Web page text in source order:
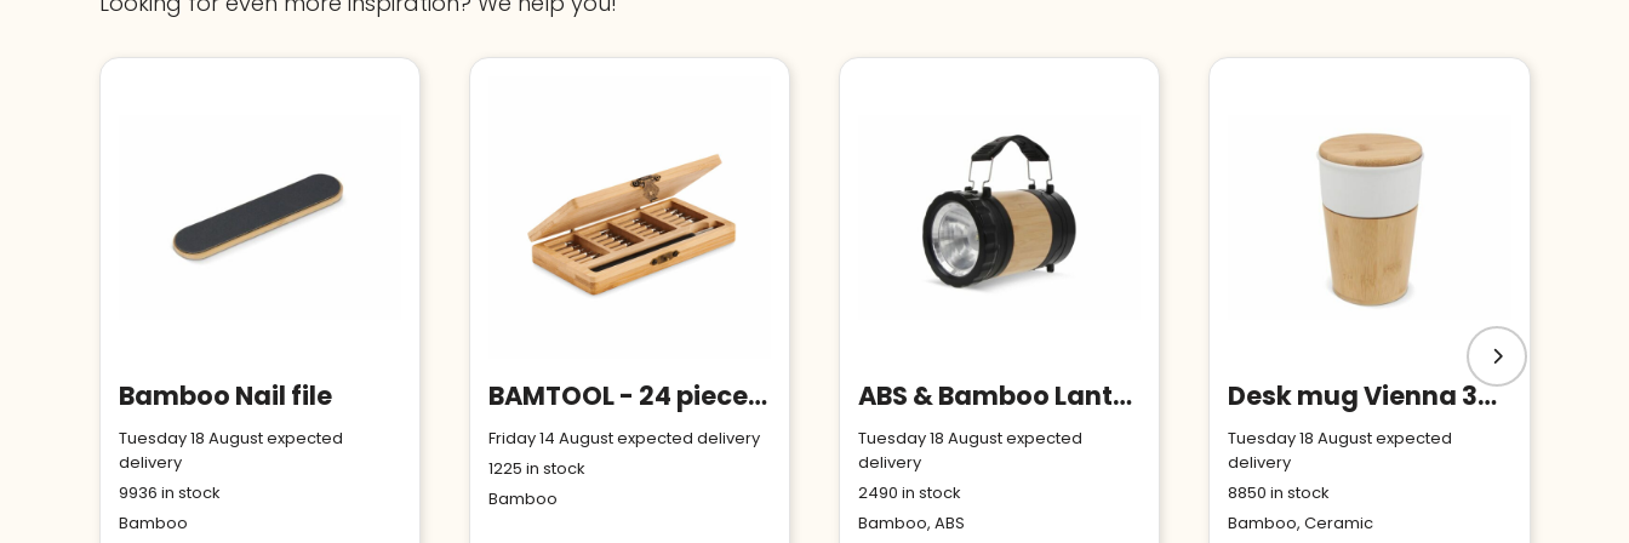
Bamboo Nail file
Tuesday 18 August expected
delivery
9936 in stock
Bamboo
BAMTOOL - 24 piece tool set
Friday 14 August expected delivery
1225 in stock
Bamboo
ABS & Bamboo Lantern & Torch
Tuesday 18 August expected
delivery
2490 in stock
Bamboo, ABS
Desk mug Vienna 300ml
Tuesday 18 August expected
delivery
8850 in stock
Bamboo, Ceramic